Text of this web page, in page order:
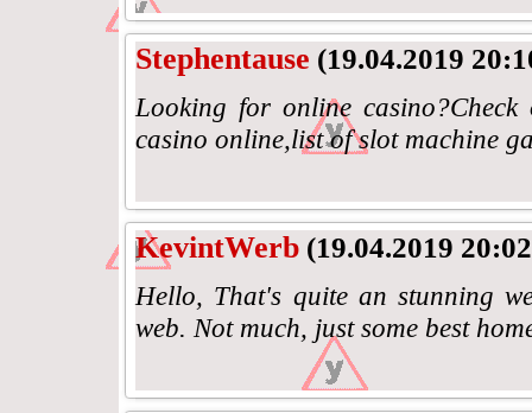
Stephentause (19.04.2019
Looking for online
casino online,list of slot machine
KevintWerb (19.04.2019
Hello, That's quite an stunning
web. Not much, just some best